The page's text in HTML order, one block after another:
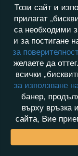
Този сайт и
прилагат
са необходими
и за постигане
за
желаете да
всички
за използване
банер,
върху връзка
сайта, Вие